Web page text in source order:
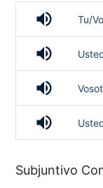
volume_up Tu/
volume_up
volume_up
volume_up
Subjuntivo